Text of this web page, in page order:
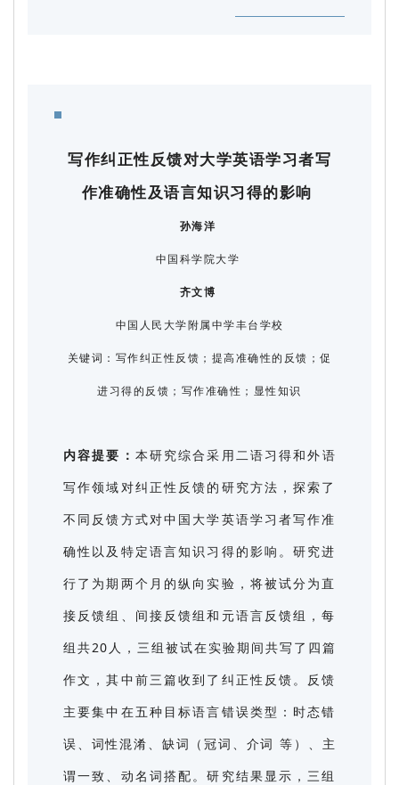
写作纠正性反馈对大学英语学习者写
作准确性及语言知识习得的影响
孙海洋
中国科学院大学
齐文博
中国人民大学附属中学丰台学校
关键词： 写作纠正性反馈；提高准确性的反馈；促
进习得的反馈；写作准确性；显性知识
内容提要： 本研究综合采用二语习得和外语
写作领域对纠正性反馈的研究方法，探索了
不同反馈方式对中国大学英语学习者写作准
确性以及特定语言知识习得的影响。研究进
行了为期两个月的纵向实验，将被试分为直
接反馈组、间接反馈组和元语言反馈组，每
组共20人，三组被试在实验期间共写了四篇
作文，其中前三篇收到了纠正性反馈。反馈
主要集中在五种目标语言错误类型：时态错
误、词性混淆、缺词（冠词、介词 等）、主
谓一致、动名词搭配。研究结果显示，三组